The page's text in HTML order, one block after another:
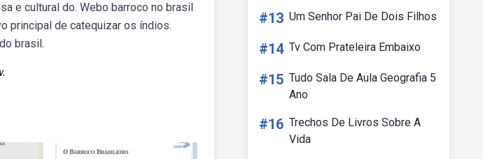
e cultural do. Webo barroco no brasil
principal de catequizar os índios.
brasil.
#13 Um Senhor Pai De Dois Filhos
#14 Tv Com Prateleira Embaixo
#15 Tudo Sala De Aula Geografia 5
Ano
#16 Trechos De Livros Sobre A
Vida